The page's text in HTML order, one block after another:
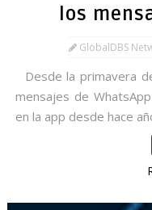
los
GlobalDBS
Desde la primavera
mensajes de
en la app desde hace